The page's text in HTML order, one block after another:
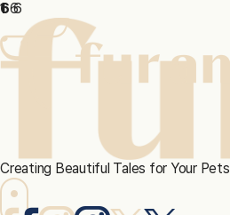
본문 바로가기
6 6
1 6
Creating Beautiful Tales for Your Pets